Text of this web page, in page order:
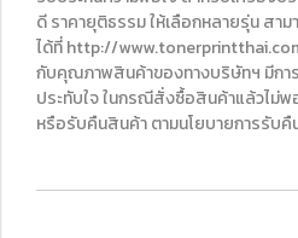
ดี ราคายุติธรรม ให้เลือกหลายรุ่น สา
ได้ที่ http://www.tonerprintthai.com
กับคุณภาพสินค้าของทางบริษัทฯ มีกา
ประทับใจ ในกรณีสั่งซื้อสินค้าแล้วไม่
หรือรับคืนสินค้า ตามนโยบายการรับ